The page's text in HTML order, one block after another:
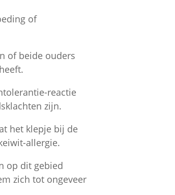
of
of beide ouders
reactie
zijn.
het klepje bij de
allergie.
op dit gebied
zich tot ongeveer